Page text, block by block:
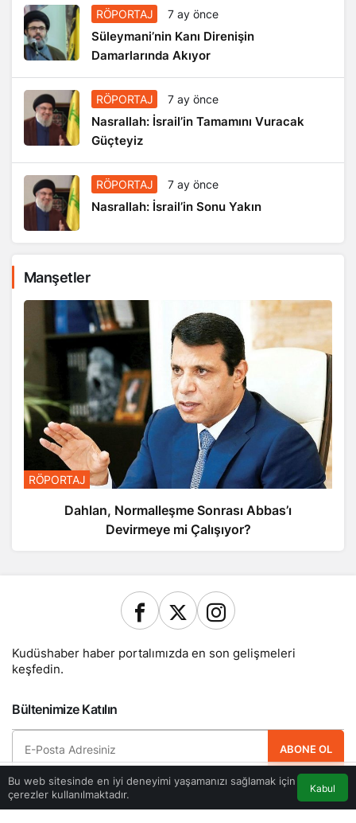
RÖPORTAJ 7 ay önce
Süleymani’nin Kanı Direnişin
Damarlarında Akıyor
RÖPORTAJ 7 ay önce
Nasrallah: İsrail’in Tamamını Vuracak
Güçteyiz
RÖPORTAJ 7 ay önce
Nasrallah: İsrail’in Sonu Yakın
Manşetler
RÖPORTAJ
Dahlan, Normalleşme Sonrası Abbas’ı
Devirmeye mi Çalışıyor?
Bu web sitesinde en iyi deneyimi yaşamanızı sağlamak için
çerezler kullanılmaktadır.
Kabul
Kudüshaber haber portalımızda en son gelişmeleri
keşfedin.
Bültenimize Katılın
ABONE OL
Hemen ücretsiz üye olun ve yeni güncellemelerden haberdar olan ilk kişi
olun.Anasayfa Akış Trafik